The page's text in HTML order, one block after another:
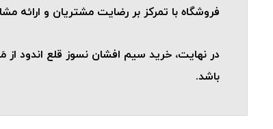
فروشگاه با تمرکز بر رضایت مشتریان و ارائه
در نهایت، خرید سیم افشان نسوز قلع اندود
باشد.